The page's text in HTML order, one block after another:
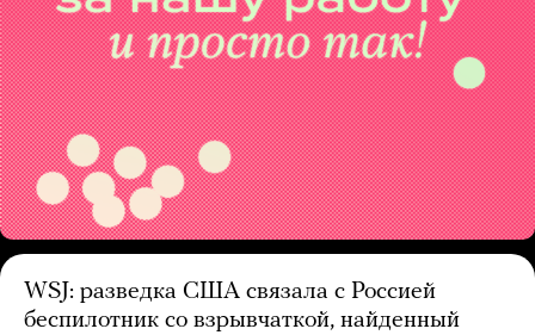
WSJ: разведка США связала с Россией
беспилотник со взрывчаткой, найденный